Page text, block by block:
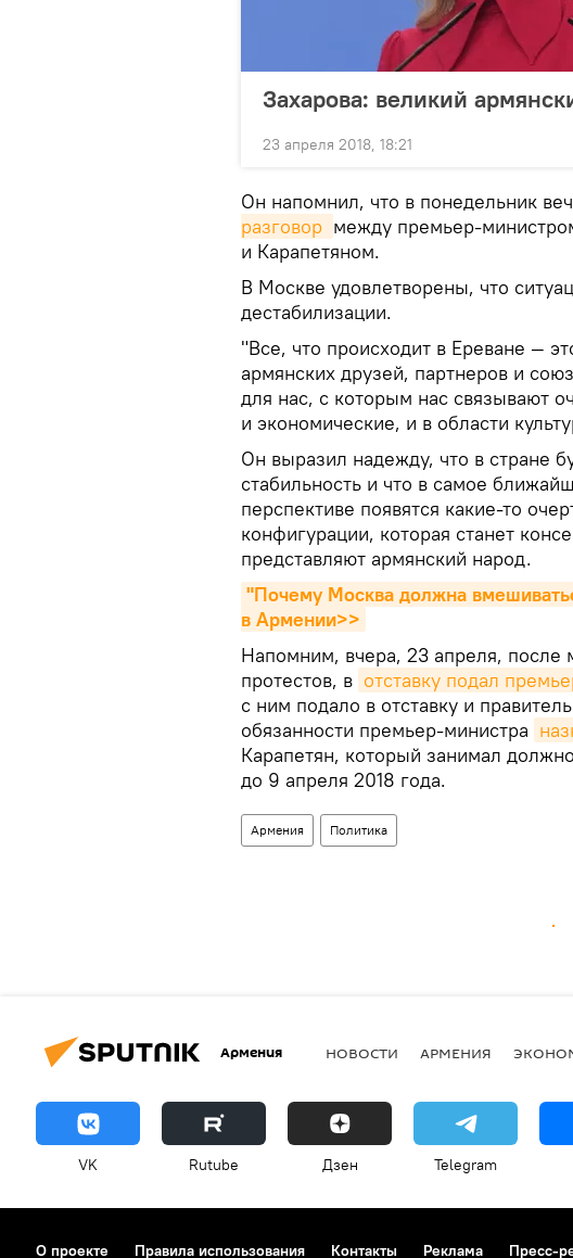
Захарова: великий
23 апреля 2018, 18:21
Он напомнил, что в понедельник
разговор между премьер-
и Карапетяном.
В Москве удовлетворены, что
дестабилизации.
"Все, что происходит в Ереване —
армянских друзей, партнеров и
для нас, с которым нас связывают
и экономические, и в области
Он выразил надежду, что в стране
стабильность и что в самое
перспективе появятся какие-то
конфигурации, которая станет
представляют армянский народ.
"Почему Москва должна
в Армении>>
Напомним, вчера, 23 апреля, после
протестов, в отставку подал
с ним подало в отставку и
обязанности премьер-министра
Карапетян, который занимал
до 9 апреля 2018 года.
Армения Политика
Армения НОВОСТИ АРМЕНИЯ
VK Rutube Дзен Telegram
О проекте Правила использования Контакты Реклама Пресс-